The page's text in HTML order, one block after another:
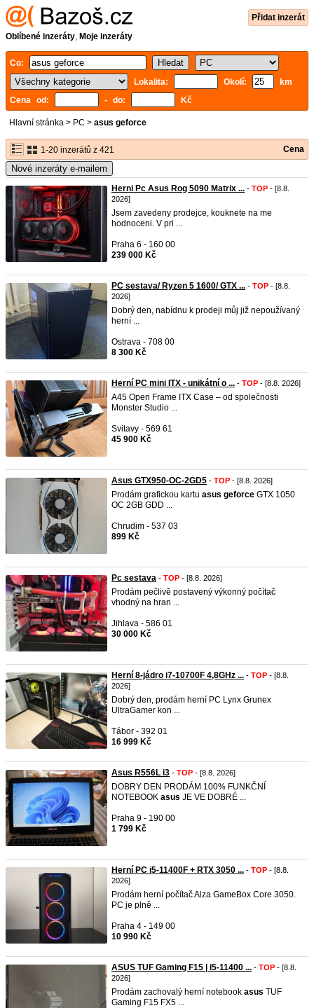
Přidat inzerát
Oblíbené inzeráty, Moje inzeráty
Co:
Lokalita:
Okolí:
km
Cena od:
- do: Kč
Hlavní stránka > PC > asus geforce
1-20 inzerátů z 421 Cena
Nové inzeráty e-mailem
Herni Pc Asus Rog 5090 Matrix ... - TOP - [8.8.
2026]
Jsem zavedeny prodejce, kouknete na me
hodnoceni. V pri ...
Praha 6 - 160 00
239 000 Kč
PC sestava/ Ryzen 5 1600/ GTX ... - TOP - [8.8.
2026]
Dobrý den, nabídnu k prodeji můj již nepoužívaný
herní ...
Ostrava - 708 00
8 300 Kč
Herní PC mini ITX - unikátní o ... - TOP - [8.8. 2026]
A45 Open Frame ITX Case – od společnosti
Monster Studio ...
Svitavy - 569 61
45 900 Kč
Asus GTX950-OC-2GD5 - TOP - [8.8. 2026]
Prodám grafickou kartu asus geforce GTX 1050
OC 2GB GDD ...
Chrudim - 537 03
899 Kč
Pc sestava - TOP - [8.8. 2026]
Prodám pečlivě postavený výkonný počítač
vhodný na hran ...
Jihlava - 586 01
30 000 Kč
Herní 8-jádro i7-10700F 4,8GHz ... - TOP - [8.8.
2026]
Dobrý den, prodám herní PC Lynx Grunex
UltraGamer kon ...
Tábor - 392 01
16 999 Kč
Asus R556L i3 - TOP - [8.8. 2026]
DOBRY DEN PRODÁM 100% FUNKČNÍ
NOTEBOOK asus JE VE DOBRÉ ...
Praha 9 - 190 00
1 799 Kč
Herní PC i5-11400F + RTX 3050 ... - TOP - [8.8.
2026]
Prodám herní počítač Alza GameBox Core 3050.
PC je plně ...
Praha 4 - 149 00
10 990 Kč
ASUS TUF Gaming F15 | i5-11400 ... - TOP - [8.8.
2026]
Prodám zachovalý herní notebook asus TUF
Gaming F15 FX5 ...